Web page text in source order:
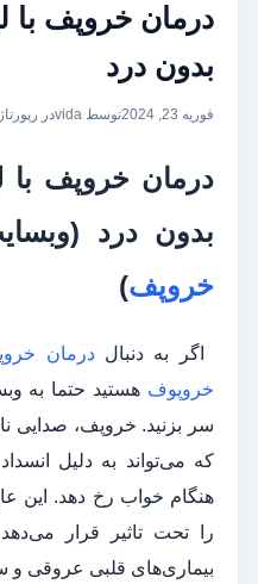
درمان خروپف با
بدون درد
فوریه 23, 2024 توسط vida در رپورتاژ
درمان خروپف با
بدون درد
خروپف)
اگر به دنبالدرمان
خروپوف هستید حتما به
سر بزنید. خروپف، صدایی
که می‌تواند به دلیل
هنگام خواب رخ دهد. این
را تحت تاثیر قرار
بیماری‌های قلبی عروقی و